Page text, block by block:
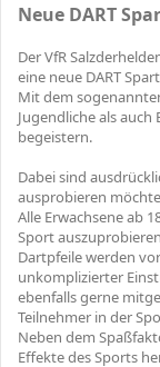
Neue DART
Der VfR
eine neue DART
Mit dem
Jugendliche als
begeistern.
Dabei sind
ausprobieren
Alle Erwachsene ab
Sport
Dartpfeile werden
unkomplizierter
ebenfalls gerne
Teilnehmer in der
Neben dem
Effekte des Sports